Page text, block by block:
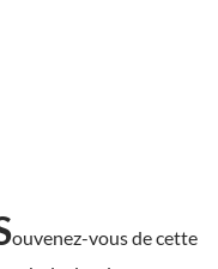
ouvenez-vous de cette